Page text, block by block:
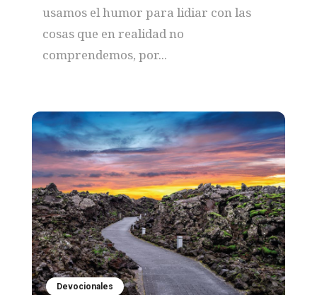
usamos el humor para lidiar con las
cosas que en realidad no
comprendemos, por...
Devocionales